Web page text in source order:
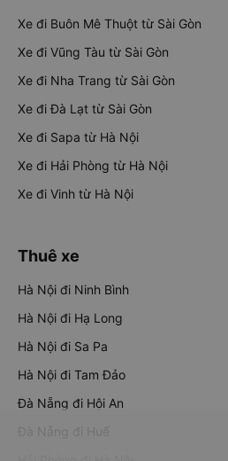
Xe đi Buôn Mê Thuột từ Sài Gòn
Xe đi Vũng Tàu từ Sài Gòn
Xe đi Nha Trang từ Sài Gòn
Xe đi Đà Lạt từ Sài Gòn
Xe đi Sapa từ Hà Nội
Xe đi Hải Phòng từ Hà Nội
Xe đi Vinh từ Hà Nội
Thuê xe
Hà Nội đi Ninh Bình
Hà Nội đi Hạ Long
Hà Nội đi Sa Pa
Hà Nội đi Tam Đảo
Đà Nẵng đi Hội An
Đà Nẵng đi Huế